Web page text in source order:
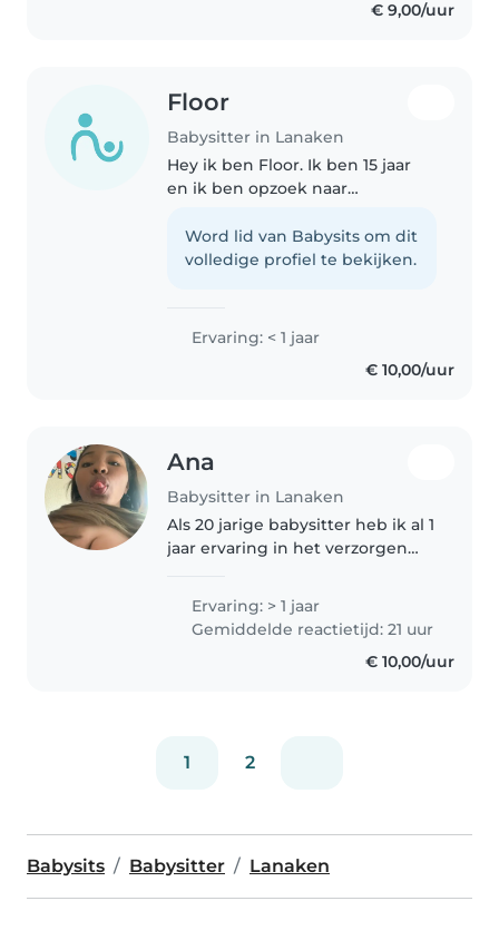
en 10 jaar. ik vind het heerlijk..€ 9,00/uur
Floor
Babysitter in Lanaken
Hey ik ben Floor. Ik ben 15 jaar
en ik ben opzoek naar
leuk om rond kinderen te zijn en
ik wil altijd met ze spelen. Ik ben
Word lid van Babysits om dit
volledige profiel te bekijken.
Ervaring: < 1 jaar
€ 10,00/uur
Ana
Babysitter in Lanaken
Als 20 jarige babysitter heb ik al 1
jaar ervaring in het verzorgen
van baby's tot tieners. Ik ben
verantwoordelijk, grappig en
vriendelijk en kan..
Ervaring: > 1 jaar
Gemiddelde reactietijd: 21 uur
€ 10,00/uur
1 2
Babysits Babysitter Lanaken